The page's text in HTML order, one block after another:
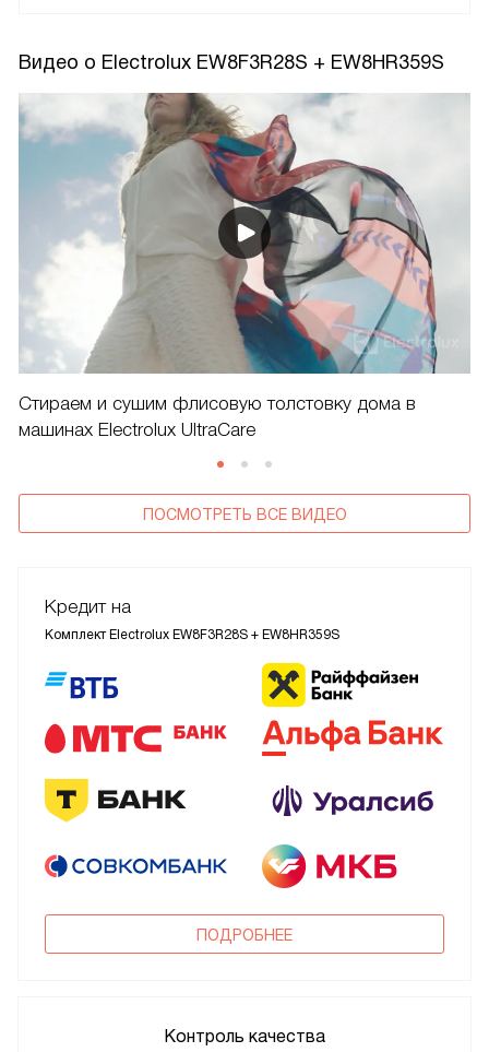
Видео о Electrolux EW8F3R28S + EW8HR359S
Стираем и сушим флисовую толстовку дома в
машинах Electrolux UltraCare
ПОСМОТРЕТЬ ВСЕ ВИДЕО
Кредит на
Комплект Electrolux EW8F3R28S + EW8HR359S
ПОДРОБНЕЕ
Контроль качества